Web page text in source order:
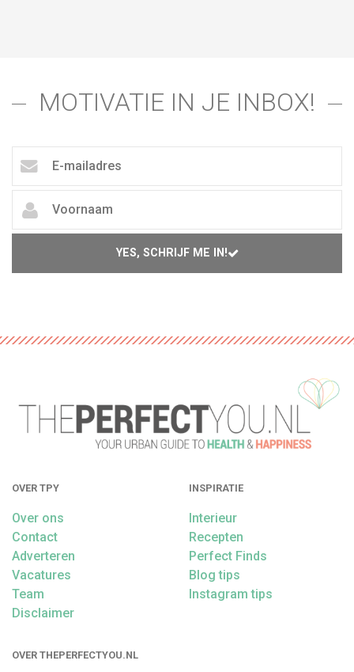
MOTIVATIE IN JE INBOX!
YES, SCHRIJF ME IN!
OVER TPY
Over ons
Contact
Adverteren
Vacatures
Team
Disclaimer
INSPIRATIE
Interieur
Recepten
Perfect Finds
Blog tips
Instagram tips
OVER THEPERFECTYOU.NL